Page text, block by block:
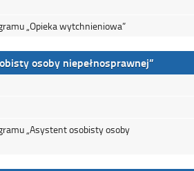
„Opieka wytchnieniowa”
osoby niepełnosprawnej”
„Asystent osobisty osoby